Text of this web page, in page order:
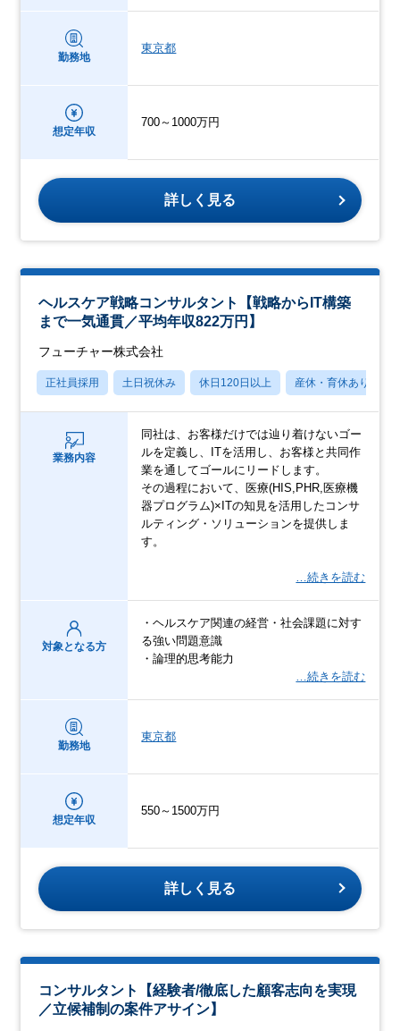
勤務地
東京都
想定年収
700～1000万円
詳しく見る
ヘルスケア戦略コンサルタント【戦略からIT構築
まで一気通貫／平均年収822万円】
フューチャー株式会社
正社員採用 土日祝休み 休日120日以上 産休・育休あり
業務内容
同社は、お客様だけでは辿り着けないゴー
ルを定義し、ITを活用し、お客様と共同作
業を通してゴールにリードします。
その過程において、医療(HIS,PHR,医療機
器プログラム)×ITの知見を活用したコンサ
ルティング・ソリューションを提供しま
す。
…続きを読む
対象となる方
・ヘルスケア関連の経営・社会課題に対す
る強い問題意識
・論理的思考能力
…続きを読む
勤務地
東京都
想定年収
550～1500万円
詳しく見る
コンサルタント【経験者/徹底した顧客志向を実現
／立候補制の案件アサイン】